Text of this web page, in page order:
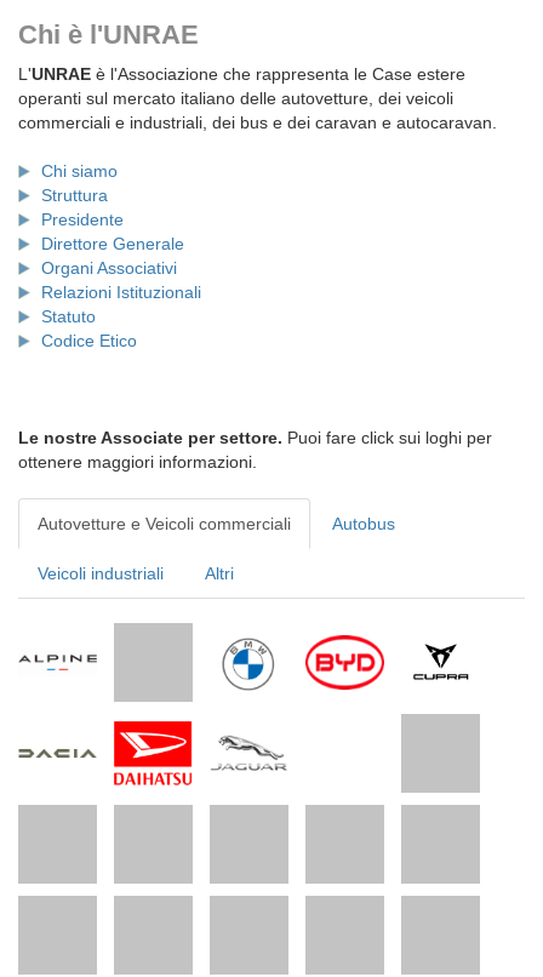
Chi è l'UNRAE
L'UNRAE è l'Associazione che rappresenta le Case estere
operanti sul mercato italiano delle autovetture, dei veicoli
commerciali e industriali, dei bus e dei caravan e autocaravan.
Chi siamo
Struttura
Presidente
Direttore Generale
Organi Associativi
Relazioni Istituzionali
Statuto
Codice Etico
Le nostre Associate per settore. Puoi fare click sui loghi per
ottenere maggiori informazioni.
Autovetture e Veicoli commerciali Autobus
Veicoli industriali Altri